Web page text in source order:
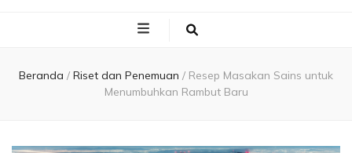
Pembahasan
Ilmu
Beranda / Riset dan Penemuan / Resep Masakan Sains untuk
Menumbuhkan Rambut Baru